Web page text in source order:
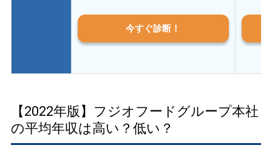
今すぐ診断！
【2022年版】フジオフードグループ本社
の平均年収は高い？低い？